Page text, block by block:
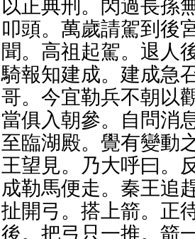
以正典刑。閃過長孫
叩頭。萬歲請駕到後
聞。高祖起駕。退人
騎報知建成。建成急
哥。今宜勒兵不朝以
當俱入朝參。自問消
至臨湖殿。覺有變動
王望見。乃大呼曰。
成勒馬便走。秦王追
扯開弓。搭上箭。正
後。把弓只一推。箭